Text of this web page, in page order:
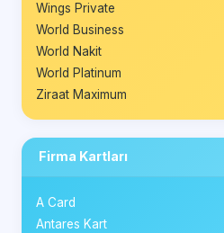
Wings Private
World Business
World Nakit
World Platinum
Ziraat Maximum
Firma Kartları
A Card
Antares Kart